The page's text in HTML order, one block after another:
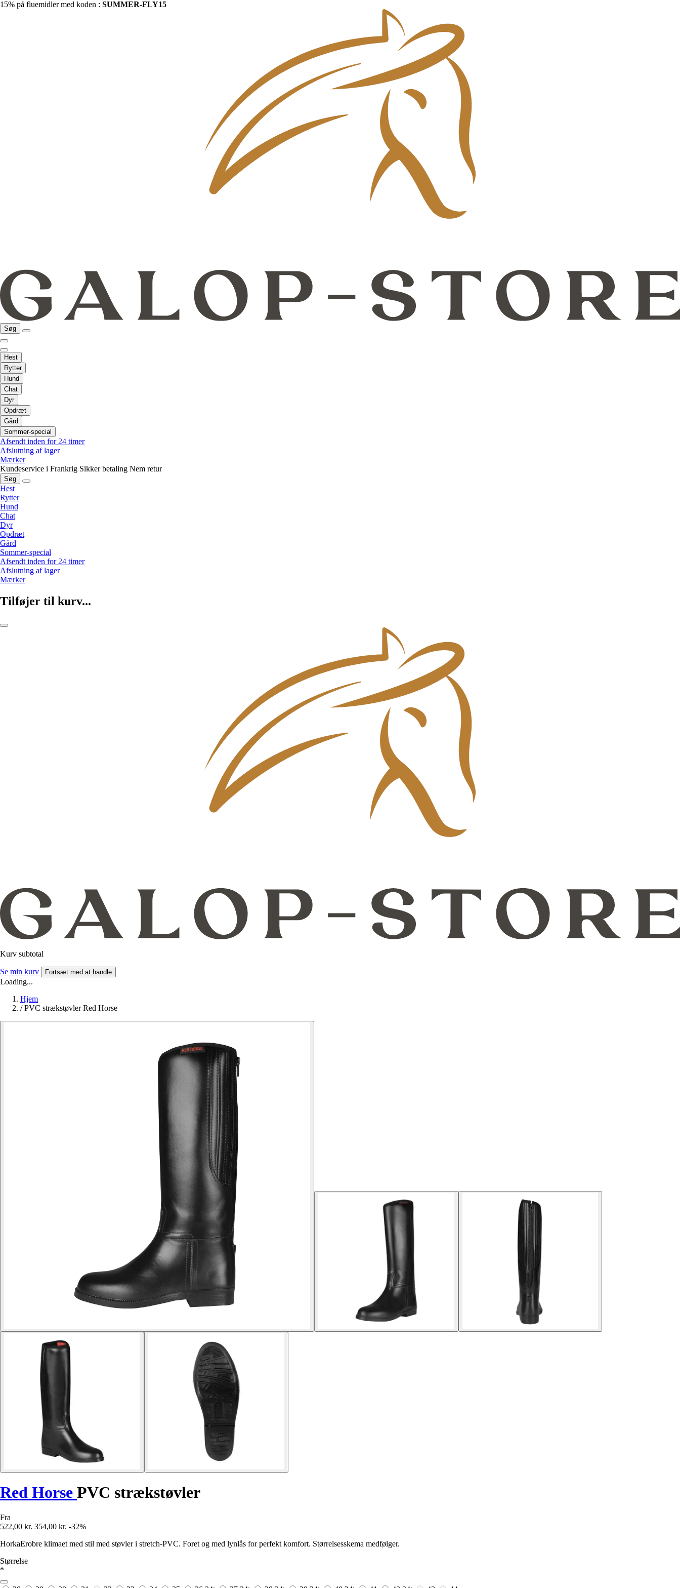
15% på fluemidler med koden : SUMMER-FLY15
Søg
Hest
Rytter
Hund
Chat
Dyr
Opdræt
Gård
Sommer-special
Afsendt inden for 24 timer
Afslutning af lager
Mærker
Kundeservice i Frankrig Sikker betaling Nem retur
Søg
Hest
Rytter
Hund
Chat
Dyr
Opdræt
Gård
Sommer-special
Afsendt inden for 24 timer
Afslutning af lager
Mærker
Tilføjer til kurv...
Kurv subtotal
Se min kurv Fortsæt med at handle
Loading...
Hjem
/ PVC strækstøvler Red Horse
Red Horse PVC strækstøvler
Fra
522,00 kr. 354,00 kr. -32%
HorkaErobre klimaet med stil med støvler i stretch-PVC. Foret og med lynlås for perfekt komfort. Størrelsesskema medfølger.
Størrelse
*